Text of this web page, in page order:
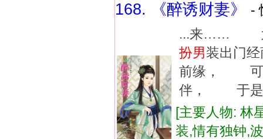
168. 《醉诱财妻》
-
...来…… 为
扮男装出门
前缘， 可没
伴， 于是
[主要人物:
装,情有独钟,